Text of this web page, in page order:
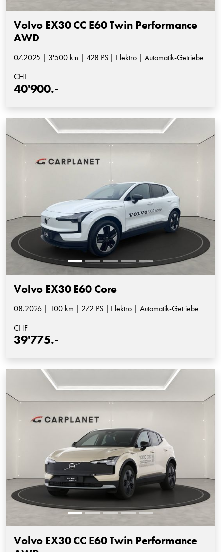
Volvo EX30 CC E60 Twin Performance
AWD
07.2025 | 3'500 km | 428 PS | Elektro | Automatik-Getriebe
CHF
40'900.-
Volvo EX30 E60 Core
08.2026 | 100 km | 272 PS | Elektro | Automatik-Getriebe
CHF
39'775.-
Volvo EX30 CC E60 Twin Performance